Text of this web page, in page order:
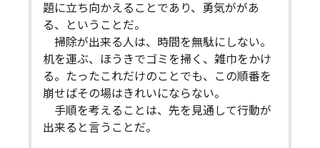
題に立ち向かえることであり、勇気ががあ
る、ということだ。
掃除が出来る人は、時間を無駄にしない。
机を運ぶ、ほうきでゴミを掃く、雑巾をかけ
る。たったこれだけのことでも、この順番を
崩せばその場はきれいにならない。
手順を考えることは、先を見通して行動が
出来ると言うことだ。